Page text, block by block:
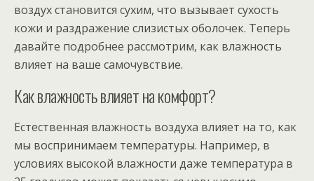
воздух становится сухим, что вызывает сухость
кожи и раздражение слизистых оболочек. Теперь
давайте подробнее рассмотрим, как влажность
влияет на ваше самочувствие.
Как влажность влияет на комфорт?
Естественная влажность воздуха влияет на то, как
мы воспринимаем температуры. Например, в
условиях высокой влажности даже температура в